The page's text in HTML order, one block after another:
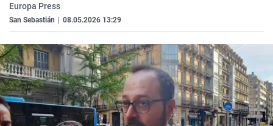
Europa Press
San Sebastián 08.05.2026 13:29